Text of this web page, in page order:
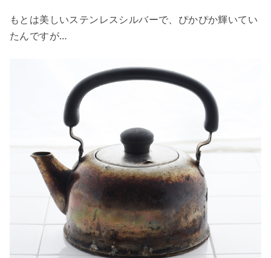
もとは美しいステンレスシルバーで、ぴかぴか輝いてい
たんですが…